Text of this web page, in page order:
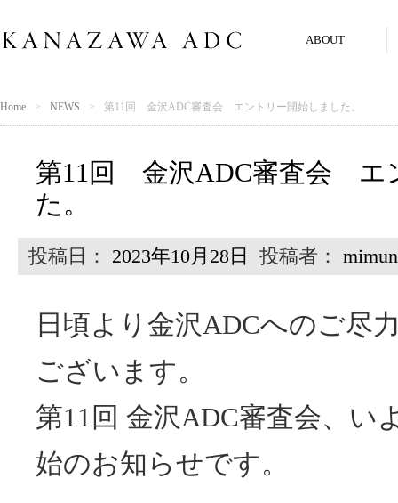
ABOUT
Home NEWS 第11回 金沢ADC審査会 エントリー開始しました。
第11回 金沢ADC審査会 エ
た。
投稿日： 2023年10月28日 投稿者：
日頃より金沢ADCへのご尽
ございます。
第11回 金沢ADC審査会、い
始のお知らせです。